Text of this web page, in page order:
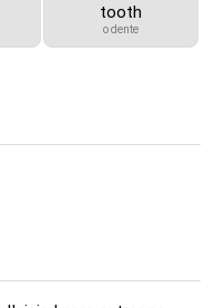
tooth
o dente